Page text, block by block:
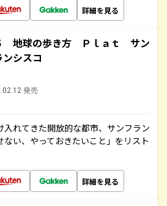
詳細を見る
地球の歩き方 Ｐｌａｔ サン
ンシスコ
発売
入れてきた開放的な都市、サンフラン
い、やっておきたいこと」をリスト
詳細を見る